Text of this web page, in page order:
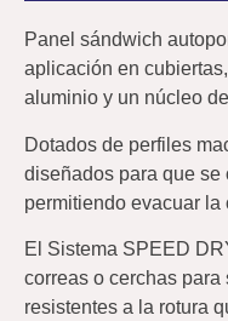
Panel sándwich
aplicación en
aluminio y un núcleo
Dotados de perfiles
diseñados para que se
permitiendo evacuar la
El Sistema SPEED
correas o cerchas
resistentes a la rotura